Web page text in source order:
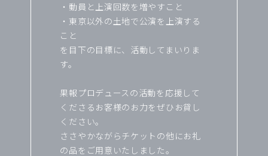
・動員と上演回数を増やすこと
・東京以外の土地で公演を上演する
こと
を目下の目標に、活動してまいりま
す。
果報プロデュースの活動を応援して
くださるお客様のお力をぜひお貸し
ください。
ささやかながらチケットの他にお礼
の品をご用意いたしました。